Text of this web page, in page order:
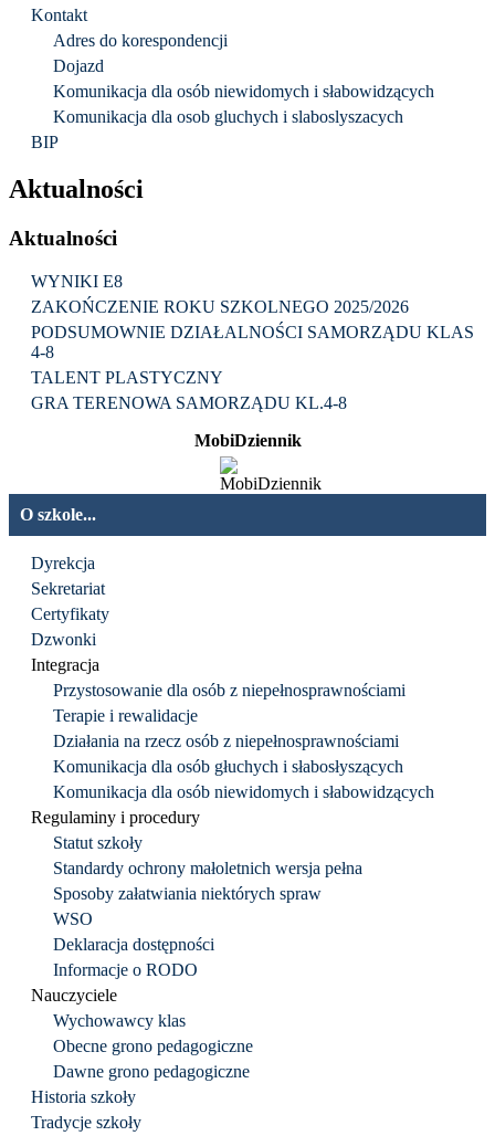
Kontakt
Adres do korespondencji
Dojazd
Komunikacja dla osób niewidomych i słabowidzących
Komunikacja dla osob gluchych i slaboslyszacych
BIP
Aktualności
Aktualności
WYNIKI E8
ZAKOŃCZENIE ROKU SZKOLNEGO 2025/2026
PODSUMOWNIE DZIAŁALNOŚCI SAMORZĄDU KLAS
4-8
TALENT PLASTYCZNY
GRA TERENOWA SAMORZĄDU KL.4-8
MobiDziennik
O szkole...
Dyrekcja
Sekretariat
Certyfikaty
Dzwonki
Integracja
Przystosowanie dla osób z niepełnosprawnościami
Terapie i rewalidacje
Działania na rzecz osób z niepełnosprawnościami
Komunikacja dla osób głuchych i słabosłyszących
Komunikacja dla osób niewidomych i słabowidzących
Regulaminy i procedury
Statut szkoły
Standardy ochrony małoletnich wersja pełna
Sposoby załatwiania niektórych spraw
WSO
Deklaracja dostępności
Informacje o RODO
Nauczyciele
Wychowawcy klas
Obecne grono pedagogiczne
Dawne grono pedagogiczne
Historia szkoły
Tradycje szkoły